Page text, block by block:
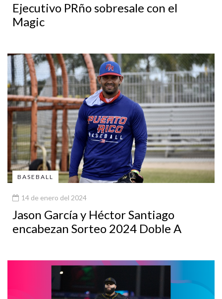
Ejecutivo PRño sobresale con el
Magic
BASEBALL
14 de enero del 2024
Jason García y Héctor Santiago
encabezan Sorteo 2024 Doble A